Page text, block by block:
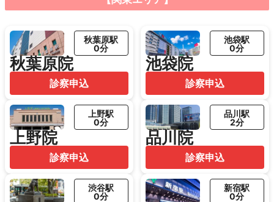
秋葉原院
秋葉原駅
0分
診察申込
池袋院
池袋駅
0分
診察申込
上野院
上野駅
0分
診察申込
品川院
品川駅
2分
診察申込
渋谷駅
0分
新宿駅
0分